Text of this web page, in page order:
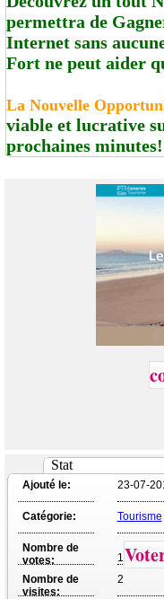
permettra de
Internet sans
Fort ne peut aider
La Nouvelle
viable et lucrative
prochaines minutes!
Stat
Ajouté le: 23-07-
Catégorie: Tourisme
Nombre de
votes:
1
Nombre de
visites:
2